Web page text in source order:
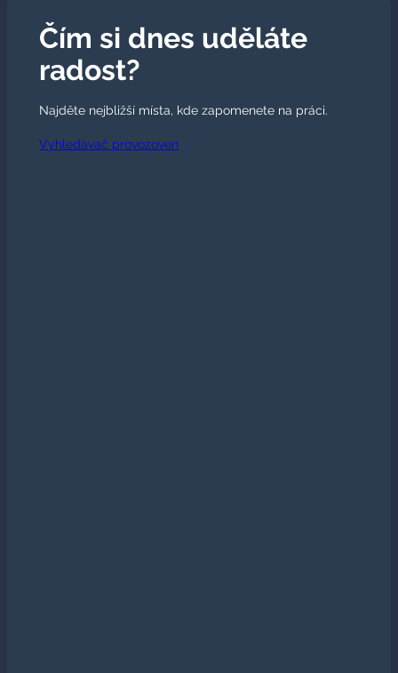
Čím si dnes uděláte
radost?
Najděte nejbližší místa, kde zapomenete na práci.
Vyhledávač provozoven